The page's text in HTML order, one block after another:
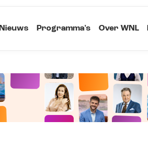
Nieuws Programma's Over WNL